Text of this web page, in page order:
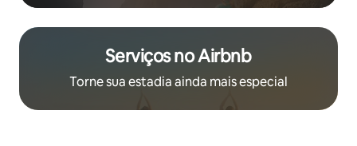
Serviços no Airbnb
Torne sua estadia ainda mais especial